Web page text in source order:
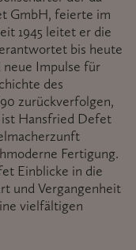
GmbH, feierte im
1945 leitet er die
bis heute
Impulse für
des
zurückverfolgen,
ist Hansfried Defet
Fertigung.
Einblicke in die
und Vergangenheit
vielfältigen